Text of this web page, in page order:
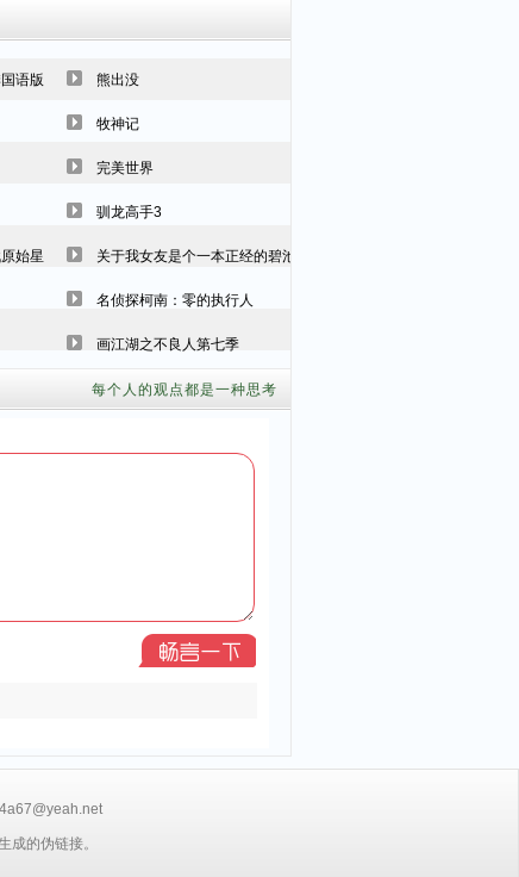
语版 熊出没
牧神记
完美世界
驯龙高手3
始星 关于我女友是个一本正经的碧池这件事
名侦探柯南：零的执行人
画江湖之不良人第七季
每个人的观点都是一种思考
的伪链接。